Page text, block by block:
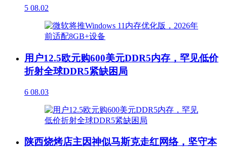
5 08.02
用户12.5欧元购600美元DDR5内存，罕见低价
折射全球DDR5紧缺困局
6 08.03
陕西烧烤店主因神似马斯克走红网络，坚守本